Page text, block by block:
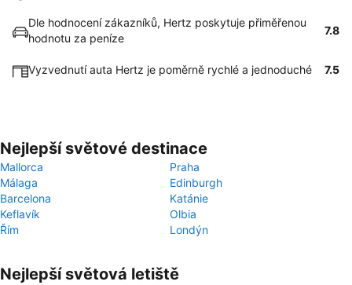
Dle hodnocení zákazníků, Hertz poskytuje přiměřenou
hodnotu za peníze
7.8
Vyzvednutí auta Hertz je poměrně rychlé a jednoduché 7.5
Nejlepší světové destinace
Mallorca
Praha
Málaga
Edinburgh
Barcelona
Katánie
Keflavík
Olbia
Řím
Londýn
Nejlepší světová letiště